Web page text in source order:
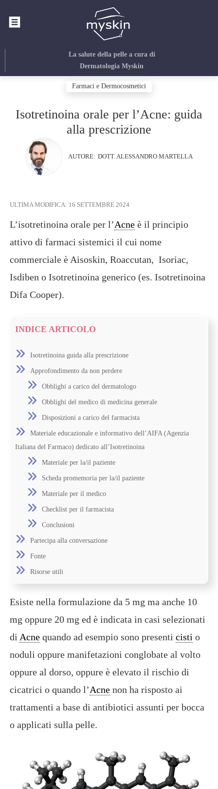
La salute della pelle a cura di
Dermatologia Myskin
Farmaci e Dermocosmetici
Isotretinoina orale per l’Acne: guida
alla prescrizione
AUTORE: DOTT. ALESSANDRO MARTELLA
ULTIMA MODIFICA: 16 SETTEMBRE 2024
L’isotretinoina orale per l’Acne è il principio
attivo di farmaci sistemici il cui nome
commerciale è Aisoskin, Roaccutan, Isoriac,
Isdiben o Isotretinoina generico (es. Isotretinoina
Difa Cooper).
INDICE ARTICOLO
Isotretinoina guida alla prescrizione
Approfondimento da non perdere
Obblighi a carico del dermatologo
Obblighi del medico di medicina generale
Disposizioni a carico del farmacista
Materiale educazionale e informativo dell’AIFA (Agenzia
Italiana del Farmaco) dedicato all’Isotretinoina
Materiale per la/il paziente
Scheda promemoria per la/il paziente
Materiale per il medico
Checklist per il farmacista
Conclusioni
Partecipa alla conversazione
Fonte
Risorse utili
Esiste nella formulazione da 5 mg ma anche 10
mg oppure 20 mg ed è indicata in casi selezionati
di Acne quando ad esempio sono presenti cisti o
noduli oppure manifetazioni conglobate al volto
oppure al dorso, oppure è elevato il rischio di
cicatrici o quando l’Acne non ha risposto ai
trattamenti a base di antibiotici assunti per bocca
o applicati sulla pelle.